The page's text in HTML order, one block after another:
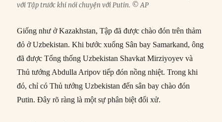
với Tập trước khi nói chuyện với Putin. © AP
Giống như ở Kazakhstan, Tập đã được chào đón trên thảm
đỏ ở Uzbekistan. Khi bước xuống Sân bay Samarkand, ông
đã được Tổng thống Uzbekistan Shavkat Mirziyoyev và
Thủ tướng Abdulla Aripov tiếp đón nồng nhiệt. Trong khi
đó, chỉ có Thủ tướng Uzbekistan đến sân bay chào đón
Putin. Đây rõ ràng là một sự phân biệt đối xử.